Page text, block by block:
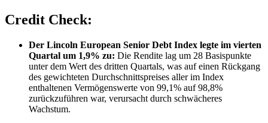
Credit Check:
Der Lincoln European Senior Debt Index legte im vierten
Quartal um 1,9% zu: Die Rendite lag um 28 Basispunkte
unter dem Wert des dritten Quartals, was auf einen Rückgang
des gewichteten Durchschnittspreises aller im Index
enthaltenen Vermögenswerte von 99,1% auf 98,8%
zurückzuführen war, verursacht durch schwächeres
Wachstum.